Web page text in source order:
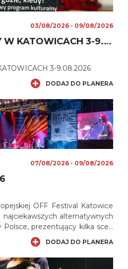
03/08/2026 - 09/08/2026
CO, GDZIE, KIEDY W KATOWICACH 3-9.08.2026
3-9.08.2026
DODAJ DO PLANERA
07/08/2026 - 09/08/2026
OFF Festival Katowice
alternatywnych
prezentujący kilka scen
wykonawców z Polski i
DODAJ DO PLANERA